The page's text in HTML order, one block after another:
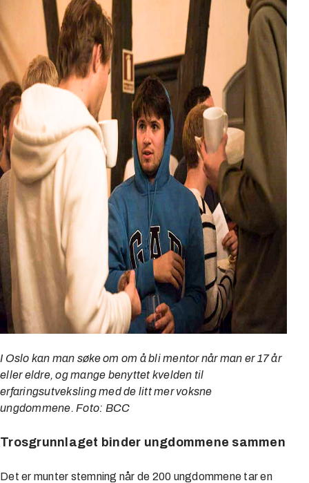
I Oslo kan man søke om om å bli mentor når man er 17 år
eller eldre, og mange benyttet kvelden til
erfaringsutveksling med de litt mer voksne
ungdommene. Foto: BCC
Trosgrunnlaget binder ungdommene sammen
Det er munter stemning når de 200 ungdommene tar en